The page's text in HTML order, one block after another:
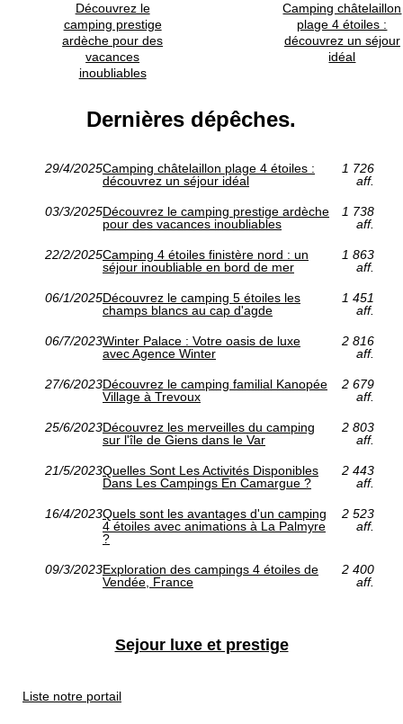
Découvrez le
camping prestige
ardèche pour des
vacances
inoubliables
Camping châtelaillon
plage 4 étoiles :
découvrez un séjour
idéal
Dernières dépêches.
29/4/2025Camping châtelaillon plage 4 étoiles :
découvrez un séjour idéal
1 726
aff.
03/3/2025Découvrez le camping prestige ardèche
pour des vacances inoubliables
1 738
aff.
22/2/2025Camping 4 étoiles finistère nord : un
séjour inoubliable en bord de mer
1 863
aff.
06/1/2025Découvrez le camping 5 étoiles les
champs blancs au cap d'agde
1 451
aff.
06/7/2023Winter Palace : Votre oasis de luxe
avec Agence Winter
2 816
aff.
27/6/2023Découvrez le camping familial Kanopée
Village à Trevoux
2 679
aff.
25/6/2023Découvrez les merveilles du camping
sur l'île de Giens dans le Var
2 803
aff.
21/5/2023Quelles Sont Les Activités Disponibles
Dans Les Campings En Camargue ?
2 443
aff.
16/4/2023Quels sont les avantages d'un camping
4 étoiles avec animations à La Palmyre
?
2 523
aff.
09/3/2023Exploration des campings 4 étoiles de
Vendée, France
2 400
aff.
Sejour luxe et prestige
Liste notre portail